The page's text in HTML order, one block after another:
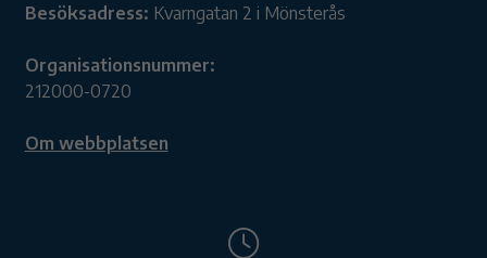
Besöksadress: Kvarngatan 2 i Mönsterås
Organisationsnummer:
212000-0720
Om webbplatsen